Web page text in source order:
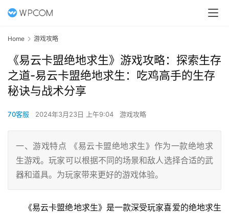
Home 游戏攻略
《易云卡盟绝地求生》游戏攻略：探索生存
之道-易云卡盟绝地求生：吃鸡高手的生存
秘诀与战术分享
70客服 2024年3月23日 上午9:04 游戏攻略
一、游戏特点 《易云卡盟绝地求生》作为一款绝地求
生游戏。玩家可以根据不同的场景和敌人选择合适的武
器和道具。为玩家带来更好的游戏体验。
《易云卡盟绝地求生》是一款深受玩家喜爱的绝地求生